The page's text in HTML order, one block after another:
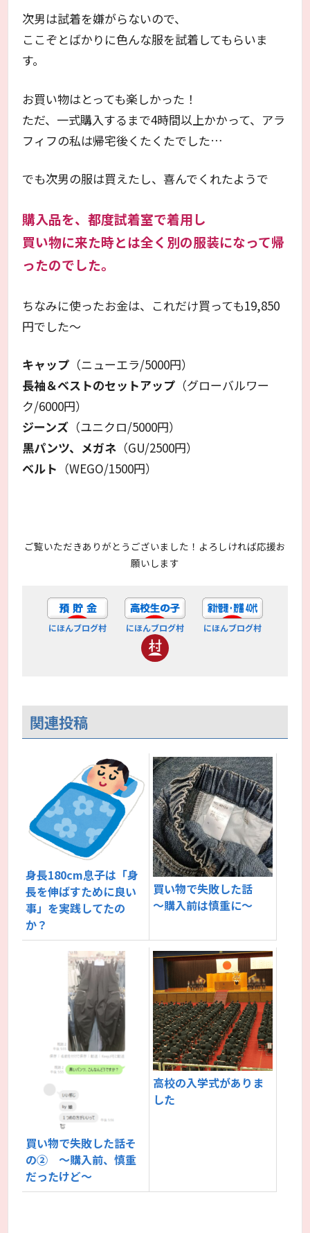
次男は試着を嫌がらないので、
ここぞとばかりに色んな服を試着してもらいま
す。
お買い物はとっても楽しかった！
ただ、一式購入するまで4時間以上かかって、アラ
フィフの私は帰宅後くたくたでした…
でも次男の服は買えたし、喜んでくれたようで
購入品を、都度試着室で着用し
買い物に来た時とは全く別の服装になって帰
ったのでした。
ちなみに使ったお金は、これだけ買っても19,850
円でした～
キャップ （ニューエラ/5000円）
長袖＆ベストのセットアップ （グローバルワー
ク/6000円）
ジーンズ （ユニクロ/5000円）
黒パンツ、メガネ （GU/2500円）
ベルト （WEGO/1500円）
ご覧いただきありがとうございました！よろしければ応援お
願いします
にほんブログ村 にほんブログ村 にほんブログ村
関連投稿
身長180cm息子は「身
長を伸ばすために良い
事」を実践してたの
か？
買い物で失敗した話
～購入前は慎重に～
買い物で失敗した話そ
の② ～購入前、慎重
だったけど～
高校の入学式がありま
した